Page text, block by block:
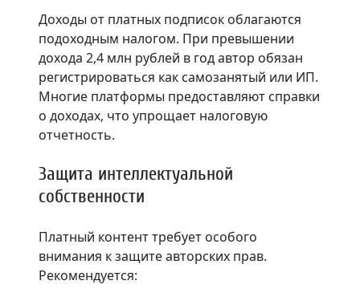
Доходы от платных подписок облагаются
подоходным налогом. При превышении
дохода 2,4 млн рублей в год автор обязан
регистрироваться как самозанятый или ИП.
Многие платформы предоставляют справки
о доходах, что упрощает налоговую
отчетность.
Защита интеллектуальной
собственности
Платный контент требует особого
внимания к защите авторских прав.
Рекомендуется: